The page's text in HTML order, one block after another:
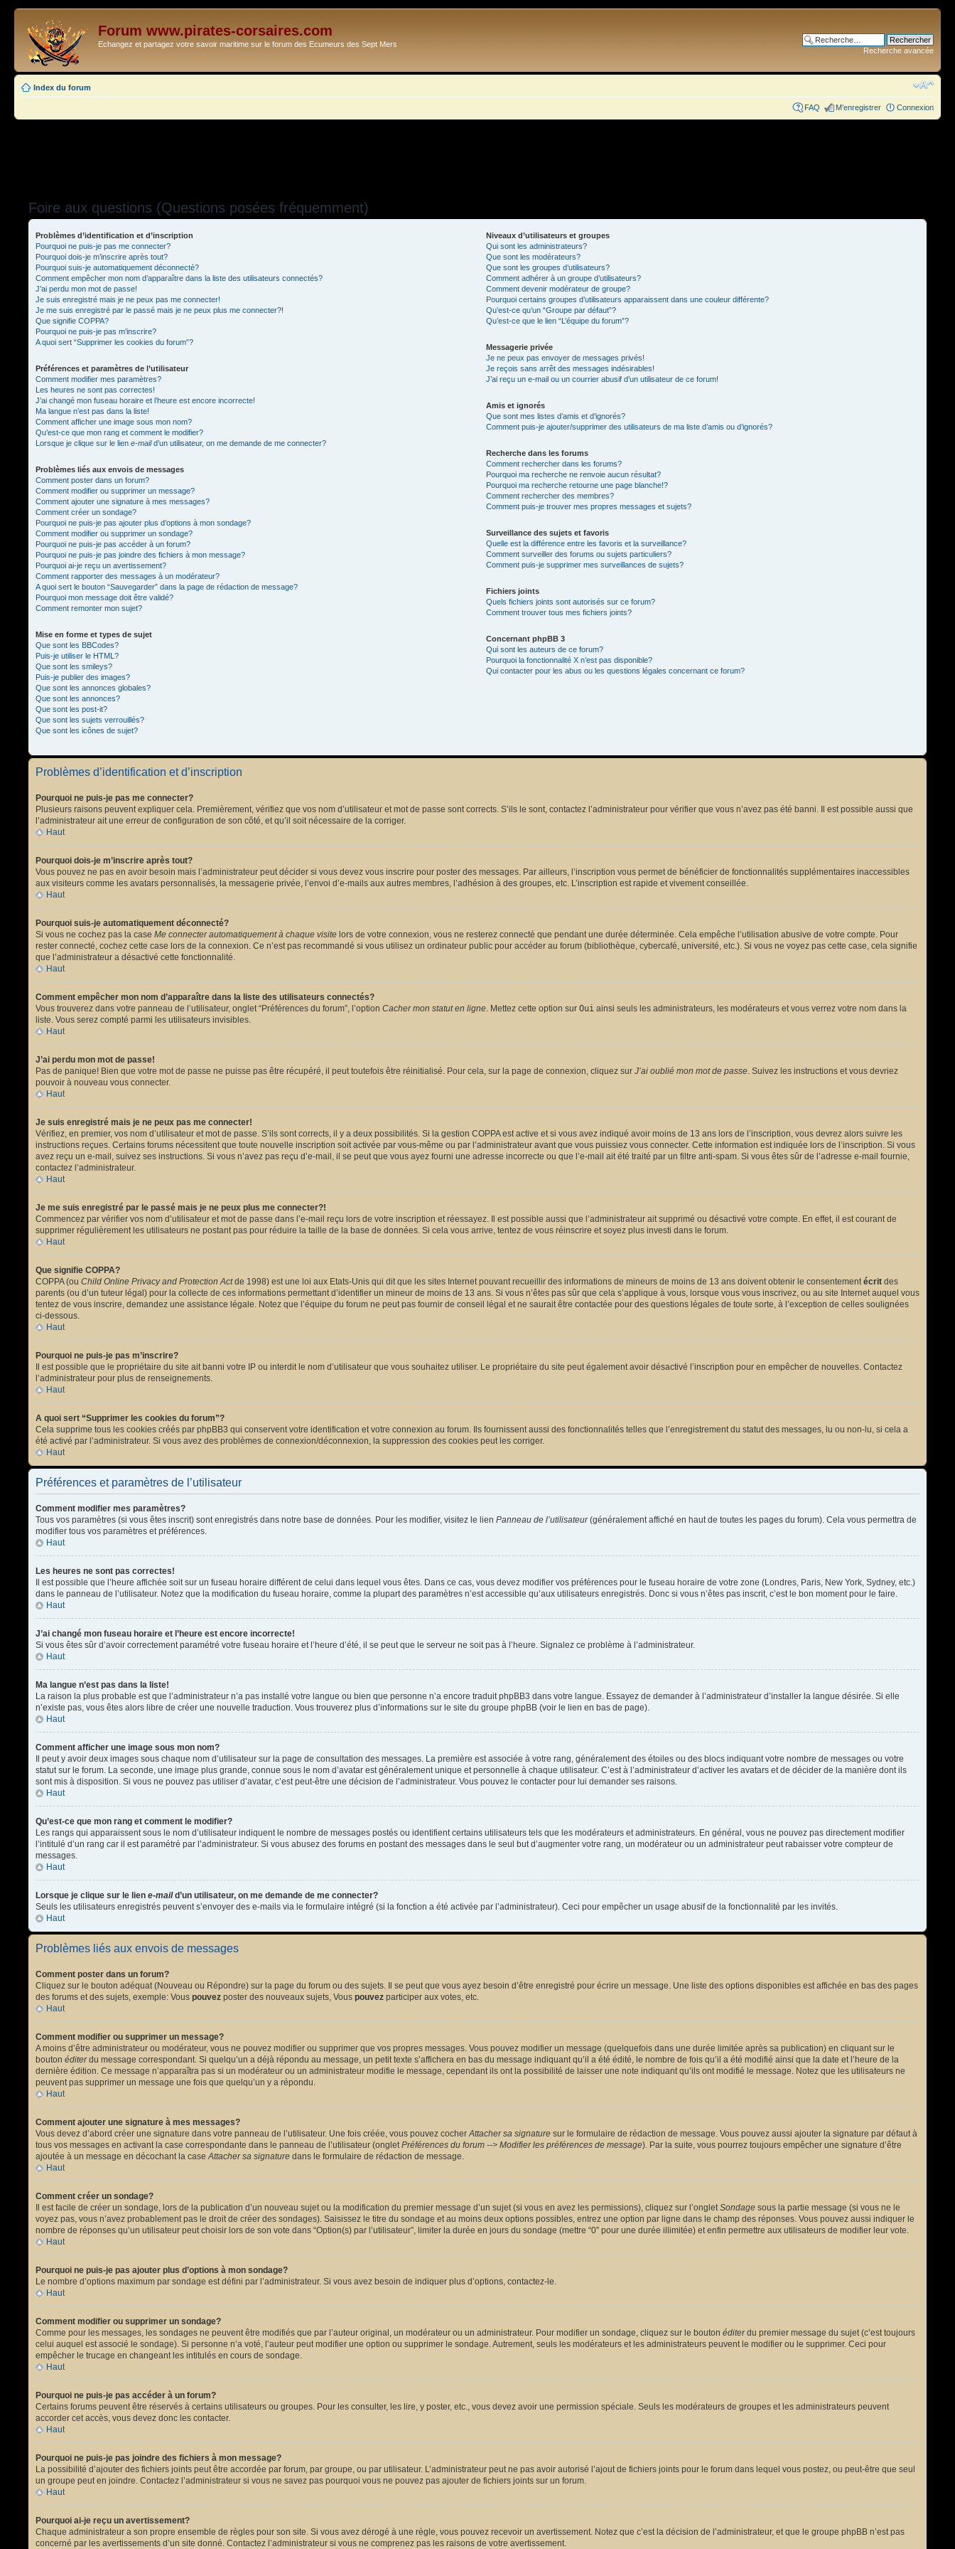
Forum www.pirates-corsaires.com
Echangez et partagez votre savoir maritime sur le forum des Ecumeurs des Sept Mers
Recherche avancée
Index du forum
FAQ M’enregistrer Connexion
Foire aux questions (Questions posées fréquemment)
Problèmes d’identification et d’inscription
Pourquoi ne puis-je pas me connecter?
Pourquoi dois-je m’inscrire après tout?
Pourquoi suis-je automatiquement déconnecté?
Comment empêcher mon nom d’apparaître dans la liste des utilisateurs connectés?
J’ai perdu mon mot de passe!
Je suis enregistré mais je ne peux pas me connecter!
Je me suis enregistré par le passé mais je ne peux plus me connecter?!
Que signifie COPPA?
Pourquoi ne puis-je pas m’inscrire?
A quoi sert “Supprimer les cookies du forum”?
Préférences et paramètres de l’utilisateur
Comment modifier mes paramètres?
Les heures ne sont pas correctes!
J’ai changé mon fuseau horaire et l’heure est encore incorrecte!
Ma langue n’est pas dans la liste!
Comment afficher une image sous mon nom?
Qu’est-ce que mon rang et comment le modifier?
Lorsque je clique sur le lien e-maild’un utilisateur, on me demande de me connecter?
Problèmes liés aux envois de messages
Comment poster dans un forum?
Comment modifier ou supprimer un message?
Comment ajouter une signature à mes messages?
Comment créer un sondage?
Pourquoi ne puis-je pas ajouter plus d’options à mon sondage?
Comment modifier ou supprimer un sondage?
Pourquoi ne puis-je pas accéder à un forum?
Pourquoi ne puis-je pas joindre des fichiers à mon message?
Pourquoi ai-je reçu un avertissement?
Comment rapporter des messages à un modérateur?
A quoi sert le bouton “Sauvegarder” dans la page de rédaction de message?
Pourquoi mon message doit être validé?
Comment remonter mon sujet?
Mise en forme et types de sujet
Que sont les BBCodes?
Puis-je utiliser le HTML?
Que sont les smileys?
Puis-je publier des images?
Que sont les annonces globales?
Que sont les annonces?
Que sont les post-it?
Que sont les sujets verrouillés?
Que sont les icônes de sujet?
Niveaux d’utilisateurs et groupes
Qui sont les administrateurs?
Que sont les modérateurs?
Que sont les groupes d’utilisateurs?
Comment adhérer à un groupe d’utilisateurs?
Comment devenir modérateur de groupe?
Pourquoi certains groupes d’utilisateurs apparaissent dans une couleur différente?
Qu’est-ce qu’un “Groupe par défaut”?
Qu’est-ce que le lien “L’équipe du forum”?
Messagerie privée
Je ne peux pas envoyer de messages privés!
Je reçois sans arrêt des messages indésirables!
J’ai reçu un e-mail ou un courrier abusif d’un utilisateur de ce forum!
Amis et ignorés
Que sont mes listes d’amis et d’ignorés?
Comment puis-je ajouter/supprimer des utilisateurs de ma liste d’amis ou d’ignorés?
Recherche dans les forums
Comment rechercher dans les forums?
Pourquoi ma recherche ne renvoie aucun résultat?
Pourquoi ma recherche retourne une page blanche!?
Comment rechercher des membres?
Comment puis-je trouver mes propres messages et sujets?
Surveillance des sujets et favoris
Quelle est la différence entre les favoris et la surveillance?
Comment surveiller des forums ou sujets particuliers?
Comment puis-je supprimer mes surveillances de sujets?
Fichiers joints
Quels fichiers joints sont autorisés sur ce forum?
Comment trouver tous mes fichiers joints?
Concernant phpBB 3
Qui sont les auteurs de ce forum?
Pourquoi la fonctionnalité X n’est pas disponible?
Qui contacter pour les abus ou les questions légales concernant ce forum?
Problèmes d’identification et d’inscription
Pourquoi ne puis-je pas me connecter?
Plusieurs raisons peuvent expliquer cela. Premièrement, vérifiez que vos nom d’utilisateur et mot de passe sont corrects. S’ils le sont, contactez l’administrateur pour vérifier que vous n’avez pas été banni. Il est possible aussi que
l’administrateur ait une erreur de configuration de son côté, et qu’il soit nécessaire de la corriger.
Haut
Pourquoi dois-je m’inscrire après tout?
Vous pouvez ne pas en avoir besoin mais l’administrateur peut décider si vous devez vous inscrire pour poster des messages. Par ailleurs, l’inscription vous permet de bénéficier de fonctionnalités supplémentaires inaccessibles
aux visiteurs comme les avatars personnalisés, la messagerie privée, l’envoi d’e-mails aux autres membres, l’adhésion à des groupes, etc. L’inscription est rapide et vivement conseillée.
Haut
Pourquoi suis-je automatiquement déconnecté?
Si vous ne cochez pas la case Me connecter automatiquement à chaque visite lors de votre connexion, vous ne resterez connecté que pendant une durée déterminée. Cela empêche l’utilisation abusive de votre compte. Pour
rester connecté, cochez cette case lors de la connexion. Ce n’est pas recommandé si vous utilisez un ordinateur public pour accéder au forum (bibliothèque, cybercafé, université, etc.). Si vous ne voyez pas cette case, cela signifie
que l’administrateur a désactivé cette fonctionnalité.
Haut
Comment empêcher mon nom d’apparaître dans la liste des utilisateurs connectés?
Vous trouverez dans votre panneau de l’utilisateur, onglet “Préférences du forum”, l’option Cacher mon statut en ligne. Mettez cette option sur Oui ainsi seuls les administrateurs, les modérateurs et vous verrez votre nom dans la
liste. Vous serez compté parmi les utilisateurs invisibles.
Haut
J’ai perdu mon mot de passe!
Pas de panique! Bien que votre mot de passe ne puisse pas être récupéré, il peut toutefois être réinitialisé. Pour cela, sur la page de connexion, cliquez sur J’ai oublié mon mot de passe. Suivez les instructions et vous devriez
pouvoir à nouveau vous connecter.
Haut
Je suis enregistré mais je ne peux pas me connecter!
Vérifiez, en premier, vos nom d’utilisateur et mot de passe. S’ils sont corrects, il y a deux possibilités. Si la gestion COPPA est active et si vous avez indiqué avoir moins de 13 ans lors de l’inscription, vous devrez alors suivre les
instructions reçues. Certains forums nécessitent que toute nouvelle inscription soit activée par vous-même ou par l’administrateur avant que vous puissiez vous connecter. Cette information est indiquée lors de l’inscription. Si vous
avez reçu un e-mail, suivez ses instructions. Si vous n’avez pas reçu d’e-mail, il se peut que vous ayez fourni une adresse incorrecte ou que l’e-mail ait été traité par un filtre anti-spam. Si vous êtes sûr de l’adresse e-mail fournie,
contactez l’administrateur.
Haut
Je me suis enregistré par le passé mais je ne peux plus me connecter?!
Commencez par vérifier vos nom d’utilisateur et mot de passe dans l’e-mail reçu lors de votre inscription et réessayez. Il est possible aussi que l’administrateur ait supprimé ou désactivé votre compte. En effet, il est courant de
supprimer régulièrement les utilisateurs ne postant pas pour réduire la taille de la base de données. Si cela vous arrive, tentez de vous réinscrire et soyez plus investi dans le forum.
Haut
Que signifie COPPA?
COPPA (ou Child Online Privacy and Protection Actde 1998) est une loi aux Etats-Unis qui dit que les sites Internet pouvant recueillir des informations de mineurs de moins de 13 ans doivent obtenir le consentementécrit des
parents (ou d’un tuteur légal) pour la collecte de ces informations permettant d’identifier un mineur de moins de 13 ans. Si vous n’êtes pas sûr que cela s’applique à vous, lorsque vous vous inscrivez, ou au site Internet auquel vous
tentez de vous inscrire, demandez une assistance légale. Notez que l’équipe du forum ne peut pas fournir de conseil légal et ne saurait être contactée pour des questions légales de toute sorte, à l’exception de celles soulignées
ci-dessous.
Haut
Pourquoi ne puis-je pas m’inscrire?
Il est possible que le propriétaire du site ait banni votre IP ou interdit le nom d’utilisateur que vous souhaitez utiliser. Le propriétaire du site peut également avoir désactivé l’inscription pour en empêcher de nouvelles. Contactez
l’administrateur pour plus de renseignements.
Haut
A quoi sert “Supprimer les cookies du forum”?
Cela supprime tous les cookies créés par phpBB3 qui conservent votre identification et votre connexion au forum. Ils fournissent aussi des fonctionnalités telles que l’enregistrement du statut des messages, lu ou non-lu, si cela a
été activé par l’administrateur. Si vous avez des problèmes de connexion/déconnexion, la suppression des cookies peut les corriger.
Haut
Préférences et paramètres de l’utilisateur
Comment modifier mes paramètres?
Tous vos paramètres (si vous êtes inscrit) sont enregistrés dans notre base de données. Pour les modifier, visitez le lien Panneau de l’utilisateur(généralement affiché en haut de toutes les pages du forum). Cela vous permettra de
modifier tous vos paramètres et préférences.
Haut
Les heures ne sont pas correctes!
Il est possible que l’heure affichée soit sur un fuseau horaire différent de celui dans lequel vous êtes. Dans ce cas, vous devez modifier vos préférences pour le fuseau horaire de votre zone (Londres, Paris, New York, Sydney, etc.)
dans le panneau de l’utilisateur. Notez que la modification du fuseau horaire, comme la plupart des paramètres n’est accessible qu’aux utilisateurs enregistrés. Donc si vous n’êtes pas inscrit, c’est le bon moment pour le faire.
Haut
J’ai changé mon fuseau horaire et l’heure est encore incorrecte!
Si vous êtes sûr d’avoir correctement paramétré votre fuseau horaire et l’heure d’été, il se peut que le serveur ne soit pas à l’heure. Signalez ce problème à l’administrateur.
Haut
Ma langue n’est pas dans la liste!
La raison la plus probable est que l’administrateur n’a pas installé votre langue ou bien que personne n’a encore traduit phpBB3 dans votre langue. Essayez de demander à l’administrateur d’installer la langue désirée. Si elle
n’existe pas, vous êtes alors libre de créer une nouvelle traduction. Vous trouverez plus d’informations sur le site du groupe phpBB (voir le lien en bas de page).
Haut
Comment afficher une image sous mon nom?
Il peut y avoir deux images sous chaque nom d’utilisateur sur la page de consultation des messages. La première est associée à votre rang, généralement des étoiles ou des blocs indiquant votre nombre de messages ou votre
statut sur le forum. La seconde, une image plus grande, connue sous le nom d’avatar est généralement unique et personnelle à chaque utilisateur. C’est à l’administrateur d’activer les avatars et de décider de la manière dont ils
sont mis à disposition. Si vous ne pouvez pas utiliser d’avatar, c’est peut-être une décision de l’administrateur. Vous pouvez le contacter pour lui demander ses raisons.
Haut
Qu’est-ce que mon rang et comment le modifier?
Les rangs qui apparaissent sous le nom d’utilisateur indiquent le nombre de messages postés ou identifient certains utilisateurs tels que les modérateurs et administrateurs. En général, vous ne pouvez pas directement modifier
l’intitulé d’un rang car il est paramétré par l’administrateur. Si vous abusez des forums en postant des messages dans le seul but d’augmenter votre rang, un modérateur ou un administrateur peut rabaisser votre compteur de
messages.
Haut
Lorsque je clique sur le lien e-maild’un utilisateur, on me demande de me connecter?
Seuls les utilisateurs enregistrés peuvent s’envoyer des e-mails via le formulaire intégré (si la fonction a été activée par l’administrateur). Ceci pour empêcher un usage abusif de la fonctionnalité par les invités.
Haut
Problèmes liés aux envois de messages
Comment poster dans un forum?
Cliquez sur le bouton adéquat (Nouveau ou Répondre) sur la page du forum ou des sujets. Il se peut que vous ayez besoin d’être enregistré pour écrire un message. Une liste des options disponibles est affichée en bas des pages
des forums et des sujets, exemple: Vous pouvez poster des nouveaux sujets, Vous pouvez participer aux votes, etc.
Haut
Comment modifier ou supprimer un message?
A moins d’être administrateur ou modérateur, vous ne pouvez modifier ou supprimer que vos propres messages. Vous pouvez modifier un message (quelquefois dans une durée limitée après sa publication) en cliquant sur le
bouton éditerdu message correspondant. Si quelqu’un a déjà répondu au message, un petit texte s’affichera en bas du message indiquant qu’il a été édité, le nombre de fois qu’il a été modifié ainsi que la date et l’heure de la
dernière édition. Ce message n’apparaîtra pas si un modérateur ou un administrateur modifie le message, cependant ils ont la possibilité de laisser une note indiquant qu’ils ont modifié le message. Notez que les utilisateurs ne
peuvent pas supprimer un message une fois que quelqu’un y a répondu.
Haut
Comment ajouter une signature à mes messages?
Vous devez d’abord créer une signature dans votre panneau de l’utilisateur. Une fois créée, vous pouvez cocherAttacher sa signature sur le formulaire de rédaction de message. Vous pouvez aussi ajouter la signature par défaut à
tous vos messages en activant la case correspondante dans le panneau de l’utilisateur (ongletPréférences du forum --> Modifier les préférences de message). Par la suite, vous pourrez toujours empêcher une signature d’être
ajoutée à un message en décochant la caseAttacher sa signature dans le formulaire de rédaction de message.
Haut
Comment créer un sondage?
Il est facile de créer un sondage, lors de la publication d’un nouveau sujet ou la modification du premier message d’un sujet (si vous en avez les permissions), cliquez sur l’ongletSondage sous la partie message (si vous ne le
voyez pas, vous n’avez probablement pas le droit de créer des sondages). Saisissez le titre du sondage et au moins deux options possibles, entrez une option par ligne dans le champ des réponses. Vous pouvez aussi indiquer le
nombre de réponses qu’un utilisateur peut choisir lors de son vote dans “Option(s) par l’utilisateur”, limiter la durée en jours du sondage (mettre “0” pour une durée illimitée) et enfin permettre aux utilisateurs de modifier leur vote.
Haut
Pourquoi ne puis-je pas ajouter plus d’options à mon sondage?
Le nombre d’options maximum par sondage est défini par l’administrateur. Si vous avez besoin de indiquer plus d’options, contactez-le.
Haut
Comment modifier ou supprimer un sondage?
Comme pour les messages, les sondages ne peuvent être modifiés que par l’auteur original, un modérateur ou un administrateur. Pour modifier un sondage, cliquez sur le bouton éditerdu premier message du sujet (c’est toujours
celui auquel est associé le sondage). Si personne n’a voté, l’auteur peut modifier une option ou supprimer le sondage. Autrement, seuls les modérateurs et les administrateurs peuvent le modifier ou le supprimer. Ceci pour
empêcher le trucage en changeant les intitulés en cours de sondage.
Haut
Pourquoi ne puis-je pas accéder à un forum?
Certains forums peuvent être réservés à certains utilisateurs ou groupes. Pour les consulter, les lire, y poster, etc., vous devez avoir une permission spéciale. Seuls les modérateurs de groupes et les administrateurs peuvent
accorder cet accès, vous devez donc les contacter.
Haut
Pourquoi ne puis-je pas joindre des fichiers à mon message?
La possibilité d’ajouter des fichiers joints peut être accordée par forum, par groupe, ou par utilisateur. L’administrateur peut ne pas avoir autorisé l’ajout de fichiers joints pour le forum dans lequel vous postez, ou peut-être que seul
un groupe peut en joindre. Contactez l’administrateur si vous ne savez pas pourquoi vous ne pouvez pas ajouter de fichiers joints sur un forum.
Haut
Pourquoi ai-je reçu un avertissement?
Chaque administrateur a son propre ensemble de règles pour son site. Si vous avez dérogé à une règle, vous pouvez recevoir un avertissement. Notez que c’est la décision de l’administrateur, et que le groupe phpBB n’est pas
concerné par les avertissements d’un site donné. Contactez l’administrateur si vous ne comprenez pas les raisons de votre avertissement.